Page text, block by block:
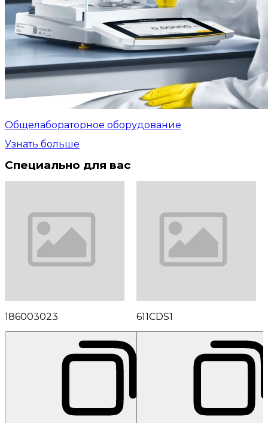
Общелабораторное оборудование
Узнать больше
Специально для вас
186003023 611CDS1